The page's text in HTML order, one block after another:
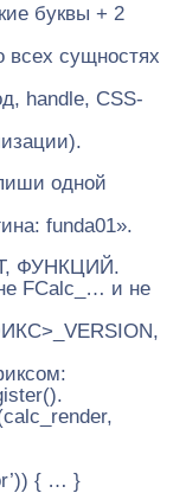
буквы + 2
сущностях
handle, CSS-
одной
funda01».
ФУНКЦИЙ.
FCalc_… и не
{ … }